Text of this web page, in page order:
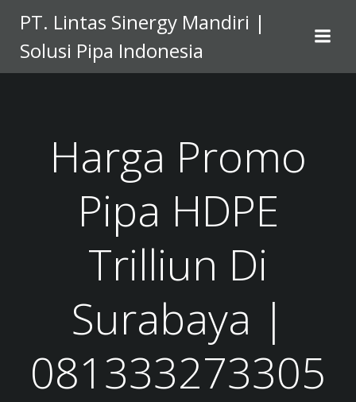
to
content
PT. Lintas Sinergy Mandiri |
Solusi Pipa Indonesia
Harga Promo
Pipa HDPE
Trilliun Di
Surabaya |
081333273305